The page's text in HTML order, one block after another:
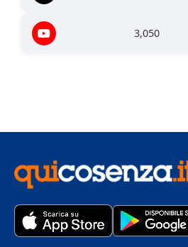
3,050